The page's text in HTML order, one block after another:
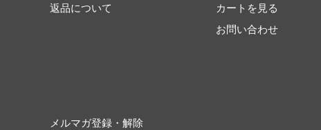
返品について
カートを見る
お問い合わせ
メルマガ登録・解除